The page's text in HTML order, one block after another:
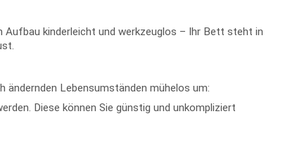
kinderleicht und werkzeuglos – Ihr Bett steht in
ändernden Lebensumständen mühelos um:
Diese können Sie günstig und unkompliziert